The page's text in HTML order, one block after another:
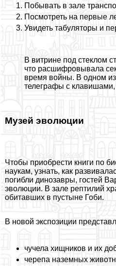
Побывать в зале
Посмотреть на первые
Увидеть табуляторы и
В витрине под стеклом
что расшифровывала
время войны. В одном из
телеграфы с клавишами,
Музей эволюции
Чтобы приобрести книги по
наукам, узнать, как
погибли динозавры, гостей
эволюции. В зале рептилий
обитавших в пустыне Гоби.
В новой экспозиции
чучела хищников и их
черепа наземных